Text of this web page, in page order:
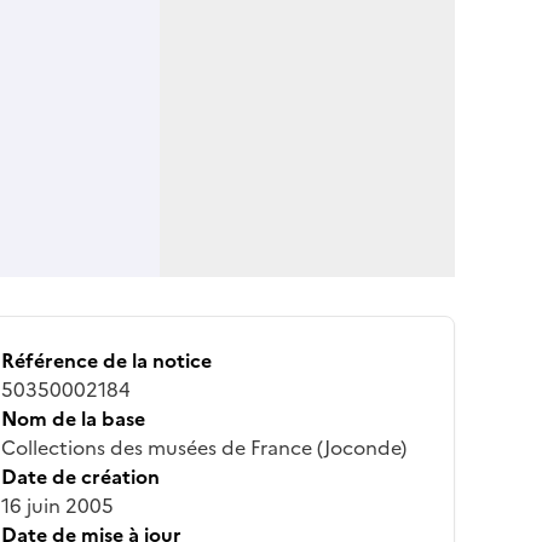
Référence de la notice
50350002184
Nom de la base
Collections des musées de France (Joconde)
Date de création
16 juin 2005
Date de mise à jour